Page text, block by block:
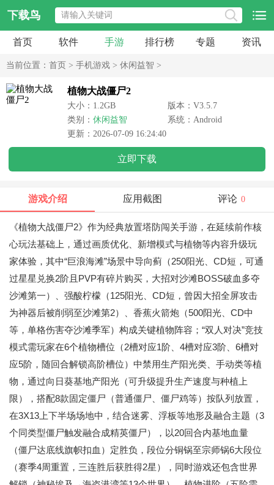
下载鸟
首页 软件 手游 排行榜 专题 资讯
当前位置： 首页 > 手机游戏 > 休闲益智 >
植物大战僵尸2
大小：1.2GB
版本：V3.5.7
类别： 休闲益智
系统：Android
更新：2026-07-09 16:24:40
立即下载
游戏介绍 应用截图 评论 0
《植物大战僵尸2》作为经典放置塔防闯关手游，在延续前作核
心玩法基础上，通过画质优化、新增模式与植物等内容升级玩
家体验，其中“巨浪海滩”场景中导向蓟（250阳光、CD短，可通
过星星兑换2阶且PVP有碎片购买，大招对沙滩BOSS破血多夺
沙滩第一）、强酸柠檬（125阳光、CD短，曾因大招全屏攻击
为神器后被削弱至沙滩第2）、香蕉火箭炮（500阳光、CD中
等，单格伤害夺沙滩季军）构成关键植物阵容；“双人对决”竞技
模式需玩家在6个植物槽位（2槽对应1阶、4槽对应3阶、6槽对
应5阶，随回合解锁高阶槽位）中禁用生产阳光类、手动类等植
物，通过向日葵基地产阳光（可升级提升生产速度与种植上
限），搭配8款固定僵尸（普通僵尸、僵尸鸡等）按队列放置，
在3X13上下半场场地中，结合迷雾、浮板等地形及融合主题（3
个同类型僵尸触发融合成精英僵尸），以20回合内基地血量
（僵尸达底线旗帜扣血）定胜负，段位分铜锅至宗师锅6大段位
（赛季4周重置，三连胜后获胜得2星），同时游戏还包含世界